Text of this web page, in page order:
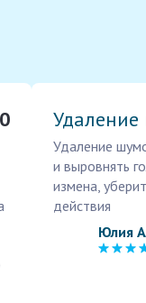
Удаление
Удаление
и выровнять
измена,
действия
Юлия